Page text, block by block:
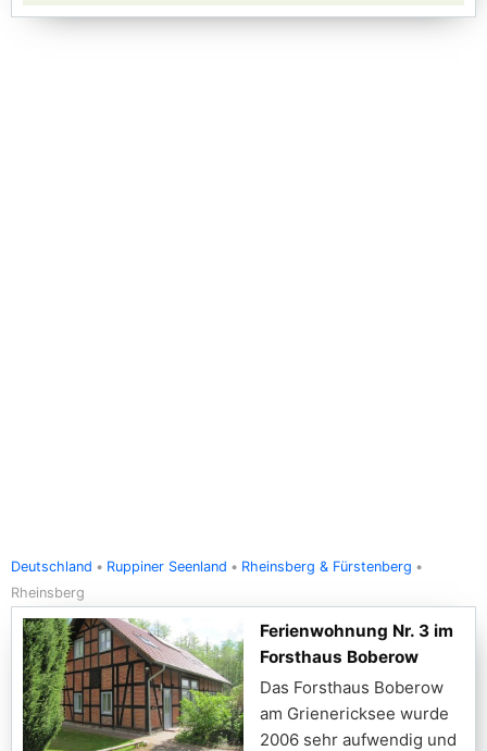
Deutschland Ruppiner Seenland
Rheinsberg & Fürstenberg
Rheinsberg
Ferienwohnung Nr. 3 im
Forsthaus Boberow
Das Forsthaus Boberow
am Grienericksee wurde
2006 sehr aufwendig und